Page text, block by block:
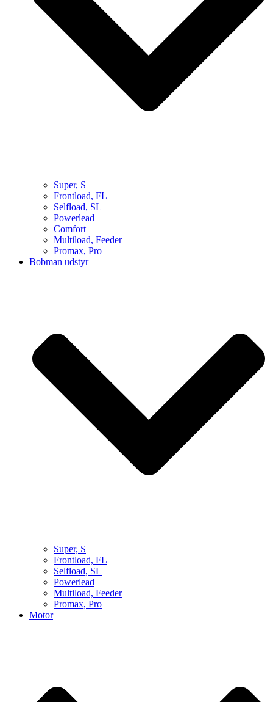
Super, S
Frontload, FL
Selfload, SL
Powerlead
Comfort
Multiload, Feeder
Promax, Pro
Bobman udstyr
Super, S
Frontload, FL
Selfload, SL
Powerlead
Multiload, Feeder
Promax, Pro
Motor